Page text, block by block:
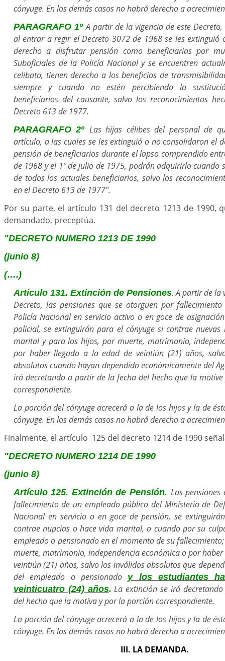
cónyuge. En los demás casos no habrá derecho a
PARAGRAFO 1ºA partir de la vigencia de este
al entrar a regir el Decreto 3072 de 1968 se les extinguió
derecho a disfrutar pensión como beneficiarias por
Suboficiales de la Policía Nacional y se encuentren
celibato, tienen derecho a los beneficios de
siempre y cuando no estén percibiendo la
beneficiarios del causante, salvo los reconocimientos
Decreto 613 de 1977.
PARAGRAFO 2º Las hijas célibes del personal de
artículo, a las cuales se les extinguió o no consolidaron el
pensión de beneficiarios durante el lapso comprendido
de 1968 y el 1º de julio de 1975, podrán adquirirlo cuando
de todos los actuales beneficiarios, salvo los
en el Decreto 613 de 1977".
Por su parte, el artículo 131 del decreto 1213 de 1990,
demandado, preceptúa.
"DECRETO NUMERO 1213 DE 1990
(junio 8)
(….)
Artículo 131. Extinción de Pensiones. A partir de la
Decreto, las pensiones que se otorguen por
Policía Nacional en servicio activo o en goce de
policial, se extinguirán para el cónyuge si contrae nuevas
marital y para los hijos, por muerte, matrimonio,
por haber llegado a la edad de veintiún (21) años,
absolutos cuando hayan dependido económicamente del
irá decretando a partir de la fecha del hecho que la
correspondiente.
La porción del cónyuge acrecerá a la de los hijos y la de
cónyuge. En los demás casos no habrá derecho a
Finalmente, el artículo 125 del decreto 1214 de 1990
"DECRETO NUMERO 1214 DE 1990
(junio 8)
Artículo 125. Extinción de Pensión. Las
fallecimiento de un empleado público del Ministerio de
Nacional en servicio o en goce de pensión, se
contrae nupcias o hace vida marital, o cuando por su
empleado o pensionado en el momento de su
muerte, matrimonio, independencia económica o por
veintiún (21) años, salvo los inválidos absolutos que
del empleado o pensionado y los estudiantes
veinticuatro (24) años. La extinción se irá
del hecho que la motiva y por la porción correspondiente.
La porción del cónyuge acrecerá a la de los hijos y la de
cónyuge. En los demás casos no habrá derecho a
III. LA DEMANDA.